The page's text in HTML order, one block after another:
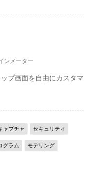
ンメーター
プ画面を自由にカスタマ
ャプチャ セキュリティ
グラム モデリング